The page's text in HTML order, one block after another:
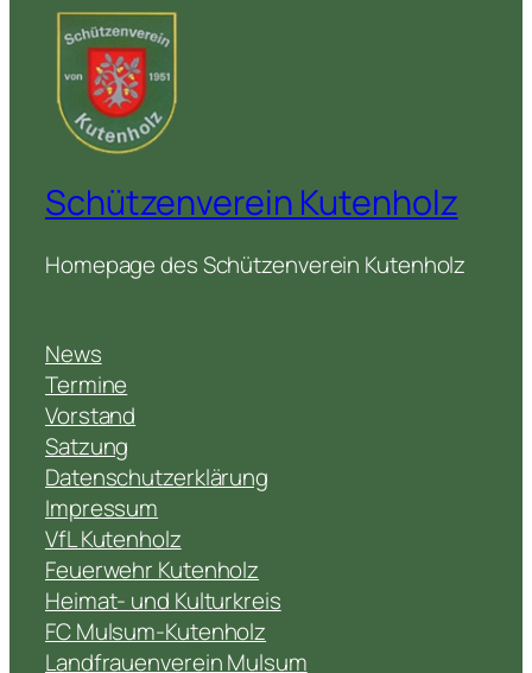
Schützenverein Kutenholz
Homepage des Schützenverein Kutenholz
News
Termine
Vorstand
Satzung
Datenschutzerklärung
Impressum
VfL Kutenholz
Feuerwehr Kutenholz
Heimat- und Kulturkreis
FC Mulsum-Kutenholz
Landfrauenverein Mulsum